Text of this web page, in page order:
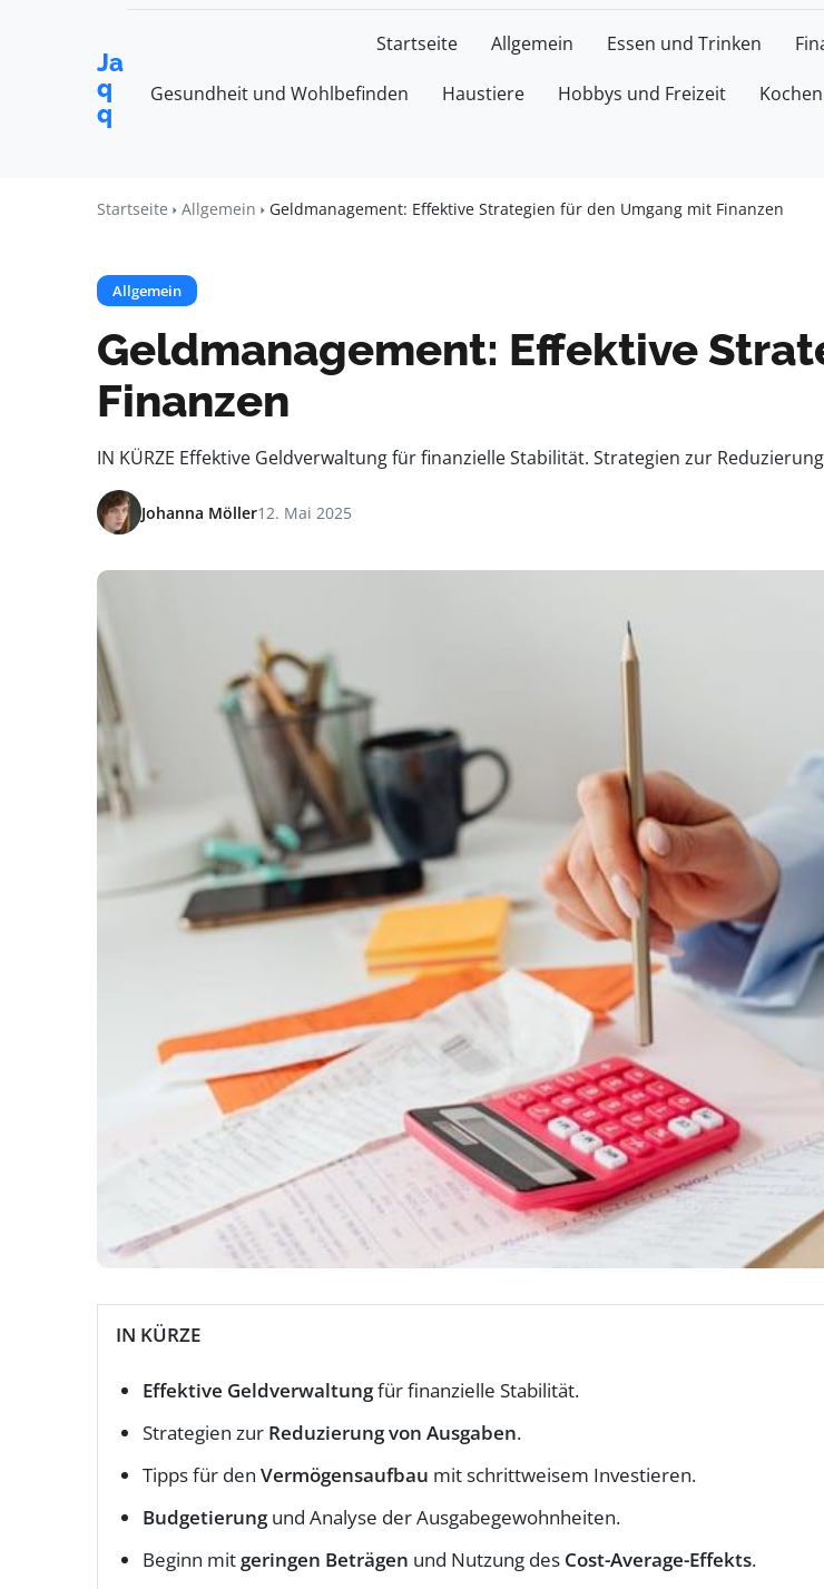
Ja
q
q
Startseite Allgemein Essen und Trinken
Gesundheit und Wohlbefinden Haustiere Hobbys und Freizeit Kochen
Startseite Allgemein Geldmanagement: Effektive Strategien für den Umgang mit Finanzen
Allgemein
Geldmanagement: Effektive
Finanzen
IN KÜRZE Effektive Geldverwaltung für finanzielle Stabilität. Strategien zur
Johanna Möller12. Mai 2025
IN KÜRZE
Effektive Geldverwaltungfür finanzielle Stabilität.
Strategien zur Reduzierung von Ausgaben.
Tipps für den Vermögensaufbau mit schrittweisem Investieren.
Budgetierungund Analyse der Ausgabegewohnheiten.
Beginn mit geringen Beträgen und Nutzung des Cost-Average-Effekts.